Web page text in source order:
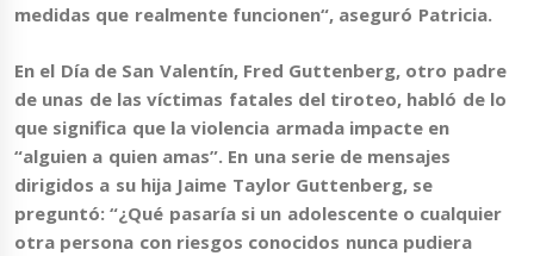
medidas que realmente funcionen“, aseguró Patricia.
En el Día de San Valentín, Fred Guttenberg, otro padre
de unas de las víctimas fatales del tiroteo, habló de lo
que significa que la violencia armada impacte en
“alguien a quien amas”. En una serie de mensajes
dirigidos a su hija Jaime Taylor Guttenberg, se
preguntó: “¿Qué pasaría si un adolescente o cualquier
otra persona con riesgos conocidos nunca pudiera